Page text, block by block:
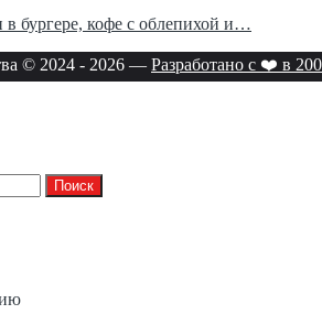
бургере, кофе с облепихой и…
© 2024 - 2026 — Разработано с ❤️ в